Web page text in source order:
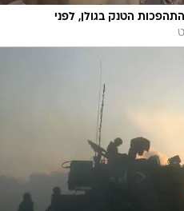
הטנק בגולן, לפני